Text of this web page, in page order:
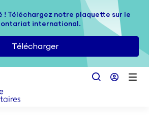
! Téléchargez notre plaquette sur le
international.
Télécharger
! Téléchargez notre plaquette sur le
international.
Télécharger